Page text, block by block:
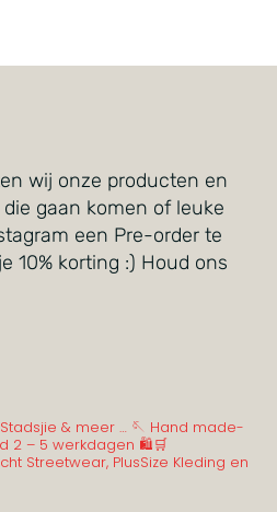
wij onze producten en
gaan komen of leuke
een Pre-order te
10% korting :) Houd ons
& meer … 🪡 Hand made-
2 – 5 werkdagen 🛍️🛒
Streetwear, PlusSize Kleding en